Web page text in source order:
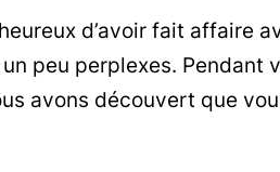
d’avoir fait affaire
peu perplexes. Pendant
avons découvert que